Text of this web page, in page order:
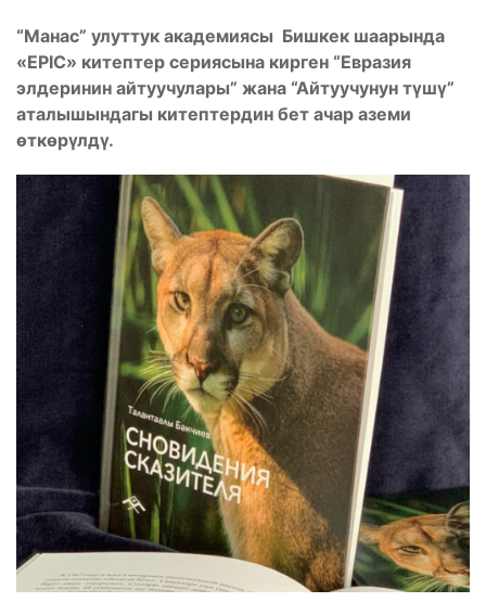
“Манас” улуттук академиясы Бишкек шаарында
«EPIC» китептер сериясына кирген “Евразия
элдеринин айтуучулары” жана “Айтуучунун түшү”
аталышындагы китептердин бет ачар аземи
өткөрүлдү.